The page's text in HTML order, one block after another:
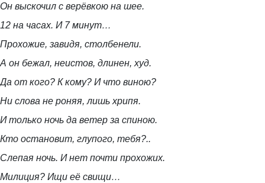
Он выскочил с верёвкою на шее.
12 на часах. И 7 минут…
Прохожие, завидя, столбенели.
А он бежал, неистов, длинен, худ.
Да от кого? К кому? И что виною?
Ни слова не роняя, лишь хрипя.
И только ночь да ветер за спиною.
Кто остановит, глупого, тебя?..
Слепая ночь. И нет почти прохожих.
Милиция? Ищи её свищи…